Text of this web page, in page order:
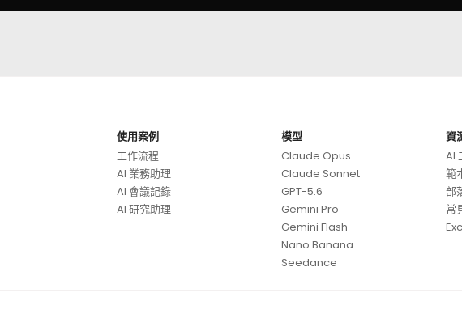
使用案例
工作流程
AI 業務助理
AI 會議記錄
AI 研究助理
模型
Claude Opus
Claude Sonnet
GPT-5.6
Gemini Pro
Gemini Flash
Nano Banana
Seedance
資
AI
範
部
常